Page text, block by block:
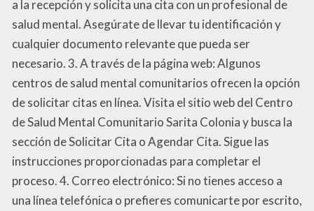
a la recepción y solicita una cita con un profesional de
salud mental. Asegúrate de llevar tu identificación y
cualquier documento relevante que pueda ser
necesario. 3. A través de la página web: Algunos
centros de salud mental comunitarios ofrecen la opción
de solicitar citas en línea. Visita el sitio web del Centro
de Salud Mental Comunitario Sarita Colonia y busca la
sección de Solicitar Cita o Agendar Cita. Sigue las
instrucciones proporcionadas para completar el
proceso. 4. Correo electrónico: Si no tienes acceso a
una línea telefónica o prefieres comunicarte por escrito,